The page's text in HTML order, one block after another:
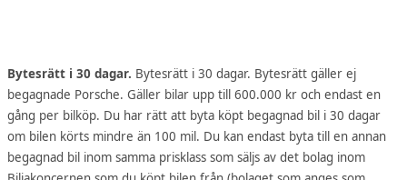
Bytesrätt i 30 dagar. Bytesrätt i 30 dagar. Bytesrätt gäller ej
begagnade Porsche. Gäller bilar upp till 600.000 kr och endast en
gång per bilköp. Du har rätt att byta köpt begagnad bil i 30 dagar
om bilen körts mindre än 100 mil. Du kan endast byta till en annan
begagnad bil inom samma prisklass som säljs av det bolag inom